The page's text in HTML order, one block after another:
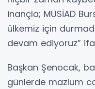
inançla; MÜSİAD
ülkemiz için
devam ediyoruz”
Başkan Şenocak,
günlerde mazlum